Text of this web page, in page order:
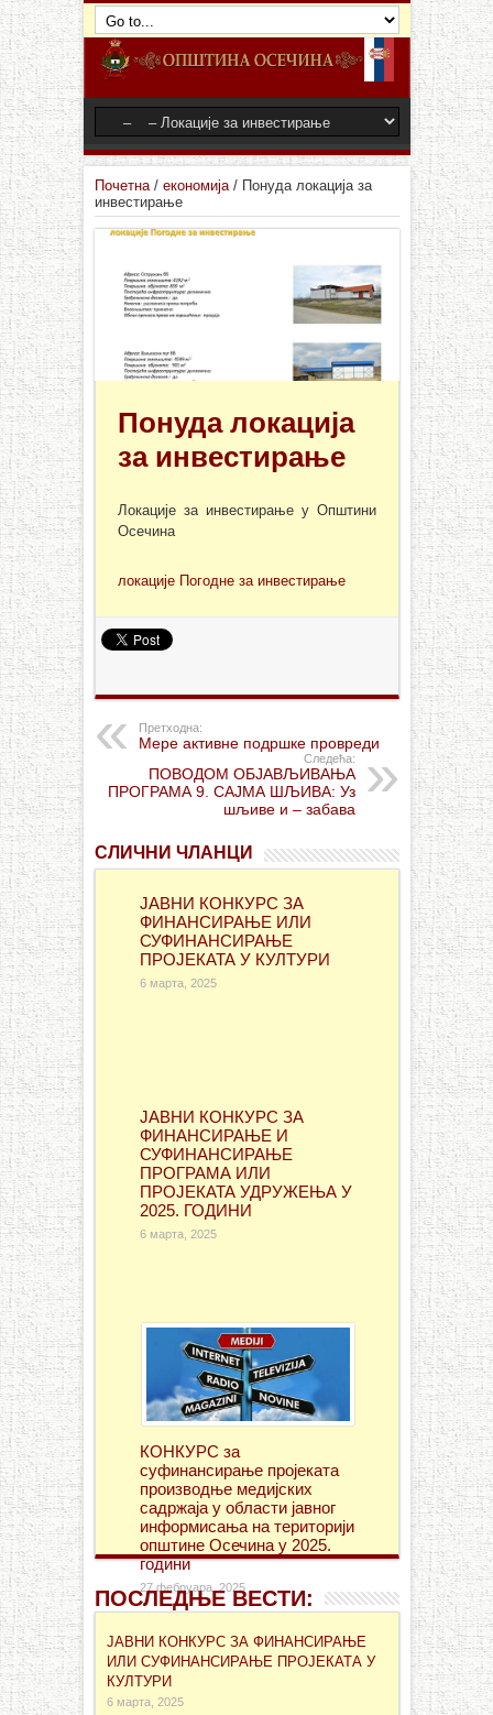
Почетна/ економија/ Понуда локација за
инвестирање
Понуда локација
за инвестирање
Локације за инвестирање у Општини
Осечина
локације Погодне за инвестирање
Претходна:
Мере активне подршке провреди
Следећа:
ПОВОДОМ ОБЈАВЉИВАЊА
ПРОГРАМА 9. САЈМА ШЉИВА: Уз
шљиве и – забава
СЛИЧНИ ЧЛАНЦИ
ЈАВНИ КОНКУРС ЗА
ФИНАНСИРАЊЕ ИЛИ
СУФИНАНСИРАЊЕ
ПРОЈЕКАТА У КУЛТУРИ
6 марта, 2025
ЈАВНИ КОНКУРС ЗА
ФИНАНСИРАЊЕ И
СУФИНАНСИРАЊЕ
ПРОГРАМА ИЛИ
ПРОЈЕКАТА УДРУЖЕЊА У
2025. ГОДИНИ
6 марта, 2025
КОНКУРС за
суфинансирање проjеката
производње медијских
садржаја у области јавног
информисања на територији
општине Осечина у 2025.
години
27 фебруара, 2025
ПОСЛЕДЊЕ ВЕСТИ:
ЈАВНИ КОНКУРС ЗА ФИНАНСИРАЊЕ
ИЛИ СУФИНАНСИРАЊЕ ПРОЈЕКАТА У
КУЛТУРИ
6 марта, 2025